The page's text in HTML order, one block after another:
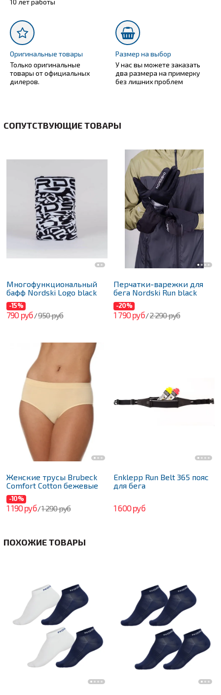
Оригинальные товары
Только оригинальные
товары от официальных
дилеров.
Размер на выбор
У нас вы можете заказать
два размера на примерку
без лишних проблем
СОПУТСТВУЮЩИЕ ТОВАРЫ
Многофункциональный
бафф Nordski Logo black
-15%
790 руб/950 руб
Перчатки-варежки для
бега Nordski Run black
-20%
1 790 руб/2 290 руб
Женские трусы Brubeck
Comfort Cotton бежевые
-10%
1 190 руб/1 290 руб
Enklepp Run Belt 365 пояс
для бега
1 600 руб
ПОХОЖИЕ ТОВАРЫ